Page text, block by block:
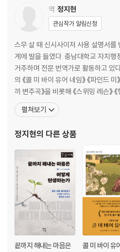
말을 하며 살아간다 | 감정을 표현하지
감정을 감추려는 욕구와 표현하려는 욕
일방적인 감정 분출도, 억압적인 감정
의 핵심은 편견 없는 ‘경청’ | 성별, 인종,
많은 사회적 규칙들 | 갑과 을이 누리는
정을 표현하면 몸도 더 건강해진다
제8장 감정 조절하기
기에 ‘협력적’으로 조절해야 한다 | 감정
제3부 행복과 성공을 부르는 감정 기술
제9장 가정에서의 감정
부모가 감정을 능숙하게 다루면 아이들
감정을 외면하기 위해 핸드폰으로 도망
가정에서 자라났는지 생각해 보자 | 부
도 감정을 조절할 수 있다 | 내가 이상적
상하라 | 아이들은 끊임없이 부모를 관
역 정지현
관심작가 알림신청
스무 살 때 신시사이저 사용 설명서를
계에 발을 들였다. 충남대학교 자치행
거주하며 전문 번역가로 활동하고 있
의 《콜 미 바이 유어 네임》 《파인드 미
끼 변주곡》을 비롯해 《스위밍 레슨》
지 않는다》 《5년 후 나에게》 《창조적
도구들》 《우리는 모두 죽는다는 것을
《지금 하지 않으면 언제 하겠는가》 등
펼쳐보기
정지현의 다른 상품
끝까지 해내는 마음은
콜 미 바이 유